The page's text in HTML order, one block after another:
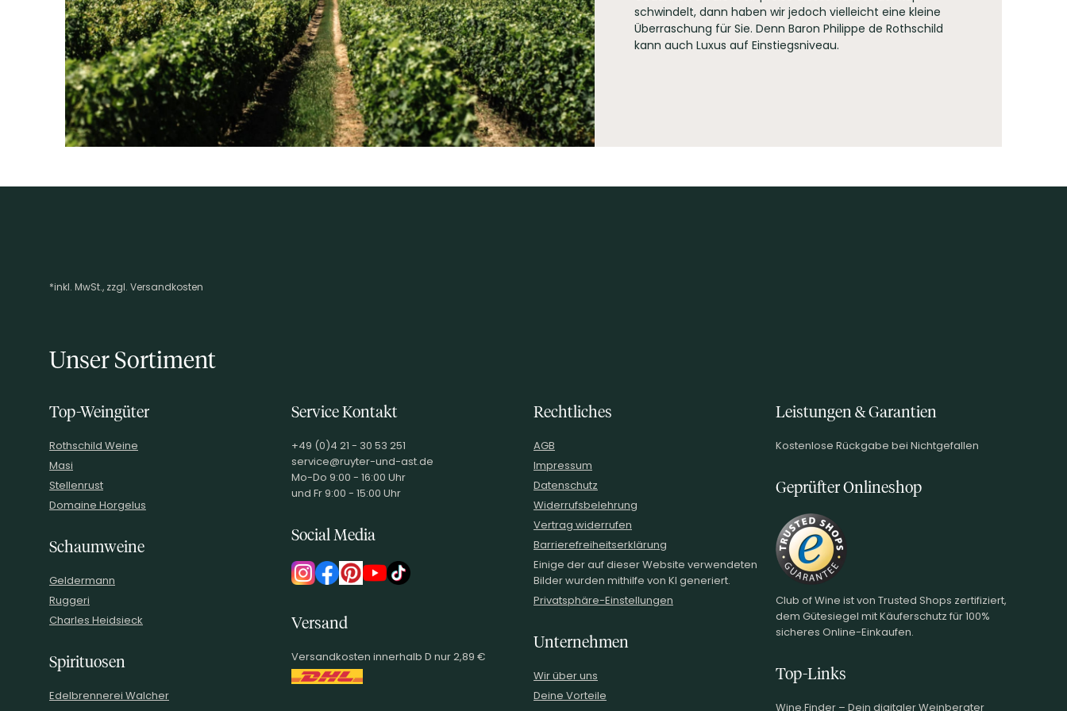
EAN
3262151032751
ARTIKELNUMMER
266105
schwindelt, dann haben wir jedoch vielleicht eine kleine
Überraschung für Sie. Denn Baron Philippe de Rothschild
kann auch Luxus auf Einstiegsniveau.
Footer-Menü
*inkl. MwSt., zzgl. Versandkosten
Unser Sortiment
Top-Weingüter
Rothschild Weine
Masi
Stellenrust
Domaine Horgelus
Schaumweine
Geldermann
Ruggeri
Charles Heidsieck
Spirituosen
Edelbrennerei Walcher
Service Kontakt
+49 (0)4 21 - 30 53 251
service@ruyter-und-ast.de
Mo-Do 9:00 - 16:00 Uhr
und Fr 9:00 - 15:00 Uhr
Social Media
Versand
Versandkosten innerhalb D nur 2,89 €
Rechtliches
AGB
Impressum
Datenschutz
Widerrufsbelehrung
Vertrag widerrufen
Barrierefreiheitserklärung
Einige der auf dieser Website verwendeten
Bilder wurden mithilfe von KI generiert.
Privatsphäre-Einstellungen
Unternehmen
Wir über uns
Deine Vorteile
Leistungen & Garantien
Kostenlose Rückgabe bei Nichtgefallen
Geprüfter Onlineshop
Club of Wine ist von Trusted Shops zertifiziert,
dem Gütesiegel mit Käuferschutz für 100%
sicheres Online-Einkaufen.
Top-Links
Wine.Finder – Dein digitaler Weinberater